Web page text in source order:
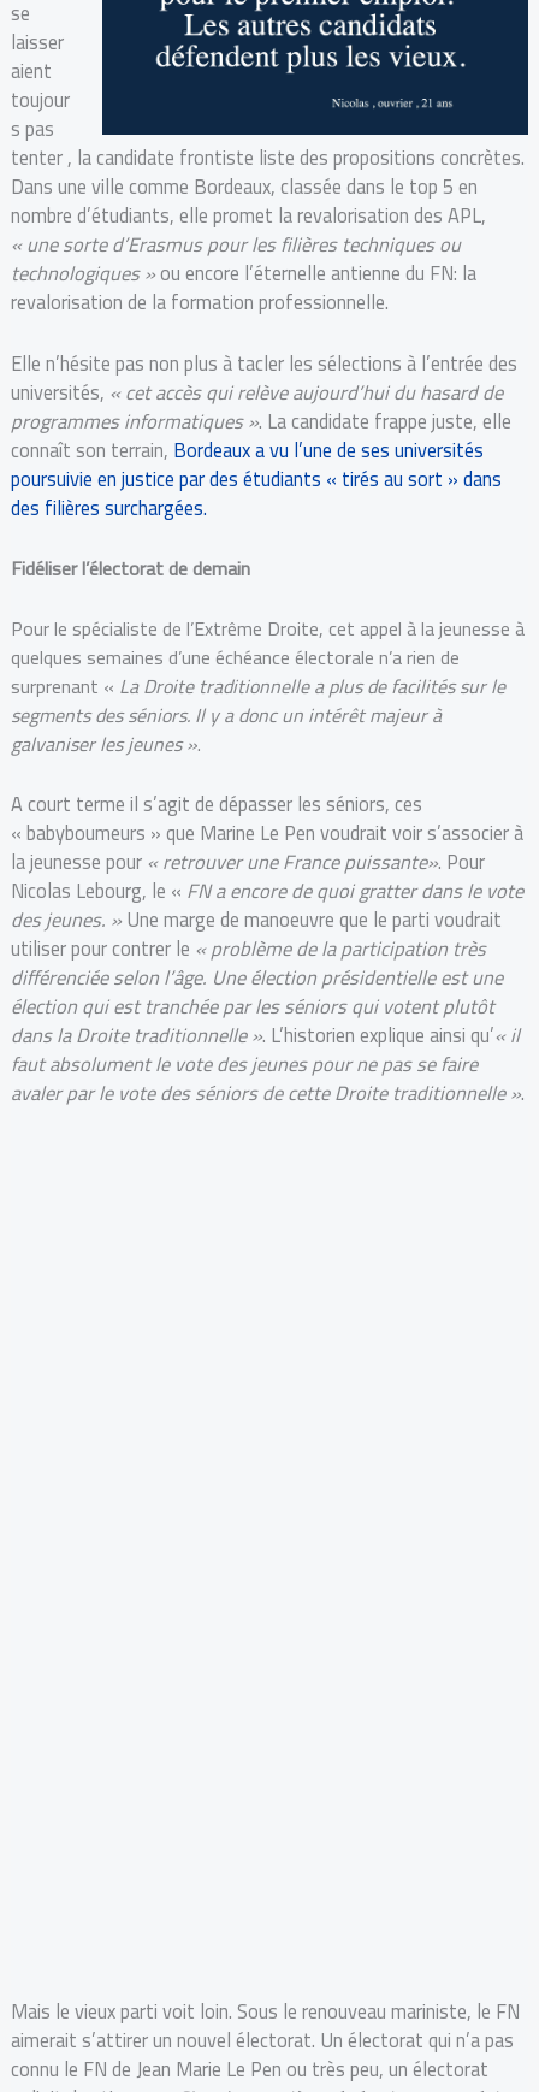
se
laisser
aient
toujour
s pas
tenter , la candidate frontiste liste des propositions concrètes.
Dans une ville comme Bordeaux, classée dans le top 5 en
nombre d’étudiants, elle promet la revalorisation des APL,
« une sorte d’Erasmus pour les filières techniques ou
technologiques »ou encore l’éternelle antienne du FN: la
revalorisation de la formation professionnelle.
Elle n’hésite pas non plus à tacler les sélections à l’entrée des
universités, « cet accès qui relève aujourd’hui du hasard de
programmes informatiques ». La candidate frappe juste, elle
connaît son terrain, Bordeaux a vu l’une de ses universités
poursuivie en justice par des étudiants « tirés au sort » dans
des filières surchargées.
Fidéliser l’électorat de demain
Pour le spécialiste de l’Extrême Droite, cet appel à la jeunesse à
quelques semaines d’une échéance électorale n’a rien de
surprenant « La Droite traditionnelle a plus de facilités sur le
segments des séniors. Il y a donc un intérêt majeur à
galvaniser les jeunes ».
A court terme il s’agit de dépasser les séniors, ces
« babyboumeurs » que Marine Le Pen voudrait voir s’associer à
la jeunesse pour« retrouver une France puissante». Pour
Nicolas Lebourg, le « FN a encore de quoi gratter dans le vote
des jeunes. »Une marge de manoeuvre que le parti voudrait
utiliser pour contrer le « problème de la participation très
différenciée selon l’âge. Une élection présidentielle est une
élection qui est tranchée par les séniors qui votent plutôt
dans la Droite traditionnelle ». L’historien explique ainsi qu’« il
faut absolument le vote des jeunes pour ne pas se faire
avaler par le vote des séniors de cette Droite traditionnelle ».
Mais le vieux parti voit loin. Sous le renouveau mariniste, le FN
aimerait s’attirer un nouvel électorat. Un électorat qui n’a pas
connu le FN de Jean Marie Le Pen ou très peu, un électorat